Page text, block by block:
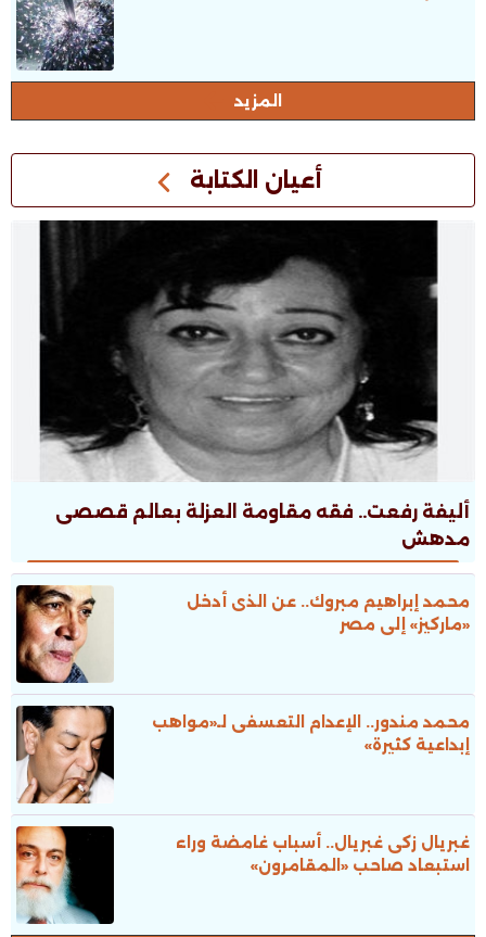
المزيد
أعيان الكتابة
أليفة رفعت.. فقه مقاومة العزلة بعالم قصصى
مدهش
محمد إبراهيم مبروك.. عن الذى أدخل
«ماركيز» إلى مصر
محمد مندور.. الإعدام التعسفى لـ«مواهب
إبداعية كثيرة»
غبريال زكى غبريال.. أسباب غامضة وراء
استبعاد صاحب «المقامرون»